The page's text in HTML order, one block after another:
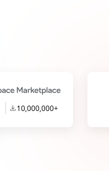
10,000,000+